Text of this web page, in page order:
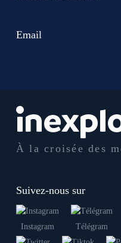
À la croisée des
Suivez-nous sur
Instagram Télégram
Email